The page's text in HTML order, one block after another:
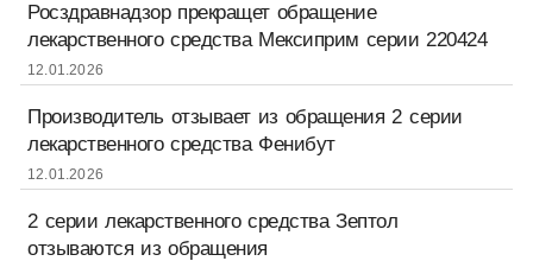
Росздравнадзор прекращет обращение
лекарственного средства Мексиприм серии 220424
12.01.2026
Производитель отзывает из обращения 2 серии
лекарственного средства Фенибут
12.01.2026
2 серии лекарственного средства Зептол
отзываются из обращения